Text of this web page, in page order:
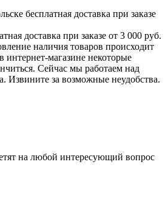
бесплатная доставка при заказе
доставка при заказе от 3 000 руб.
наличия товаров происходит
интернет-магазине некоторые
Сейчас мы работаем над
Извините за возможные неудобства.
на любой интересующий вопрос